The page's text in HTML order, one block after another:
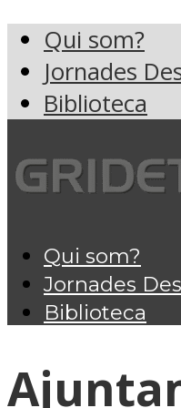
Qui som?
Jornades
Biblioteca
Qui som?
Jornades
Biblioteca